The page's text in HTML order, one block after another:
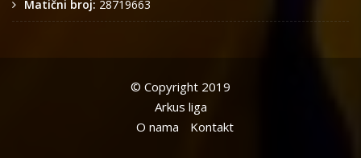
Matični broj: 28719663
© Copyright 2019
Arkus liga
O nama
Kontakt